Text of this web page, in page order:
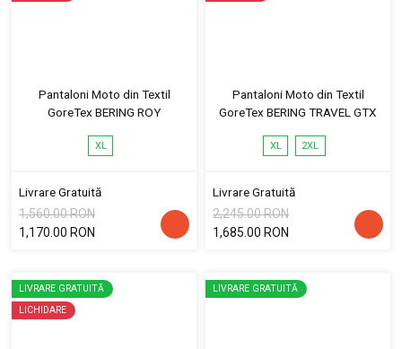
Pantaloni Moto din Textil
GoreTex BERING ROY
XL
Livrare Gratuită
1,560.00 RON
1,170.00 RON
Pantaloni Moto din Textil
GoreTex BERING TRAVEL GTX
XL 2XL
Livrare Gratuită
2,245.00 RON
1,685.00 RON
LIVRARE GRATUITĂ
LICHIDARE
LIVRARE GRATUITĂ